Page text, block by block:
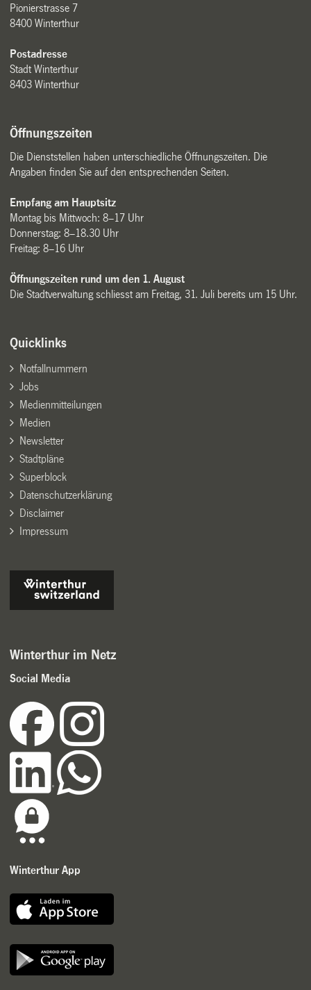
Pionierstrasse 7
8400 Winterthur
Postadresse
Stadt Winterthur
8403 Winterthur
Öffnungszeiten
Die Dienststellen haben unterschiedliche Öffnungszeiten. Die
Angaben finden Sie auf den entsprechenden Seiten.
Empfang am Hauptsitz
Montag bis Mittwoch: 8–17 Uhr
Donnerstag: 8–18.30 Uhr
Freitag: 8–16 Uhr
Öffnungszeiten rund um den 1. August
Die Stadtverwaltung schliesst am Freitag, 31. Juli bereits um 15 Uhr.
Quicklinks
Notfallnummern
Jobs
Medienmitteilungen
Medien
Newsletter
Stadtpläne
Superblock
Datenschutzerklärung
Disclaimer
Impressum
Winterthur im Netz
Social Media
Winterthur App